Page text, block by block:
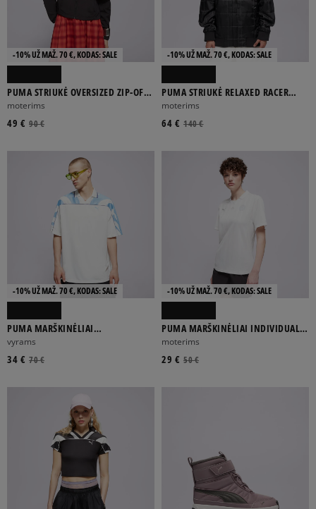
-10% UŽ MAŽ. 70 €, KODAS: SALE
PUMA STRIUKĖ OVERSIZED ZIP-OFF
WOVEN JACKET
moterims
90 €
49 €
-10% UŽ MAŽ. 70 €, KODAS: SALE
PUMA STRIUKĖ RELAXED RACER
JACKET
moterims
140 €
64 €
-10% UŽ MAŽ. 70 €, KODAS: SALE
PUMA MARŠKINĖLIAI
FUTURE.PUMA.ARCHIVE RELAXED
FOOTBALL JERSE
vyrams
70 €
34 €
-10% UŽ MAŽ. 70 €, KODAS: SALE
PUMA MARŠKINĖLIAI INDIVIDUAL
JER-SHE TEE
moterims
50 €
29 €